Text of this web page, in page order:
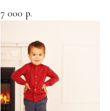
7 000 р.